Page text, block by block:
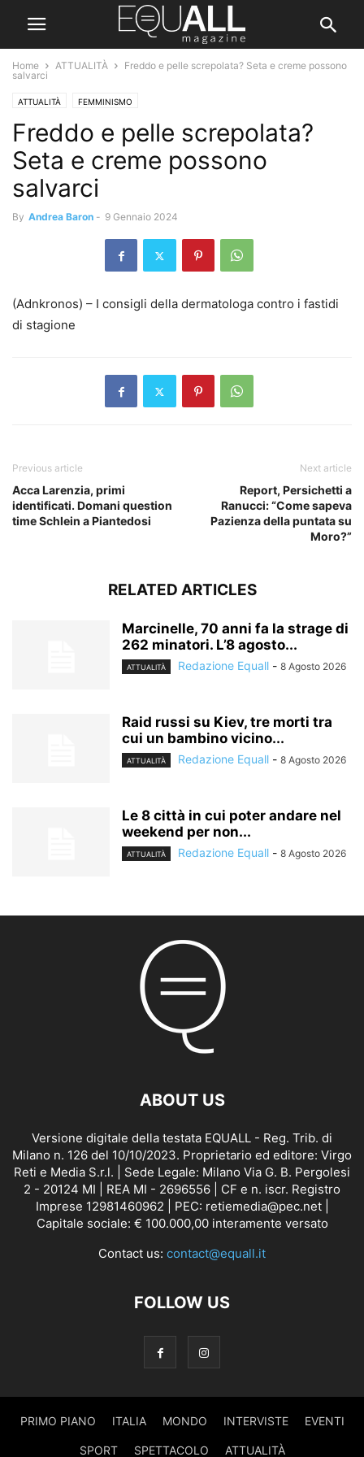
Home ATTUALITÀ
Freddo e pelle screpolata? Seta e creme possono
salvarci
ATTUALITÀ FEMMINISMO
Freddo e pelle screpolata?
Seta e creme possono
salvarci
By Andrea Baron - 9 Gennaio 2024
(Adnkronos) – I consigli della dermatologa contro i fastidi
di stagione
Previous article
Acca Larenzia, primi
identificati. Domani question
time Schlein a Piantedosi
Next article
Report, Persichetti a
Ranucci: “Come sapeva
Pazienza della puntata su
Moro?”
RELATED ARTICLES
Marcinelle, 70 anni fa la strage di
262 minatori. L’8 agosto...
ATTUALITÀ Redazione Equall - 8 Agosto 2026
Raid russi su Kiev, tre morti tra
cui un bambino vicino...
ATTUALITÀ Redazione Equall - 8 Agosto 2026
Le 8 città in cui poter andare nel
weekend per non...
ATTUALITÀ Redazione Equall - 8 Agosto 2026
ABOUT US
Versione digitale della testata EQUALL - Reg. Trib. di
Milano n. 126 del 10/10/2023. Proprietario ed editore: Virgo
Reti e Media S.r.l. | Sede Legale: Milano Via G. B. Pergolesi
2 - 20124 MI | REA MI - 2696556 | CF e n. iscr. Registro
Imprese 12981460962 | PEC: retiemedia@pec.net |
Capitale sociale: € 100.000,00 interamente versato
Contact us: contact@equall.it
FOLLOW US
PRIMO PIANO ITALIA MONDO INTERVISTE EVENTI
SPORT SPETTACOLO ATTUALITÀ